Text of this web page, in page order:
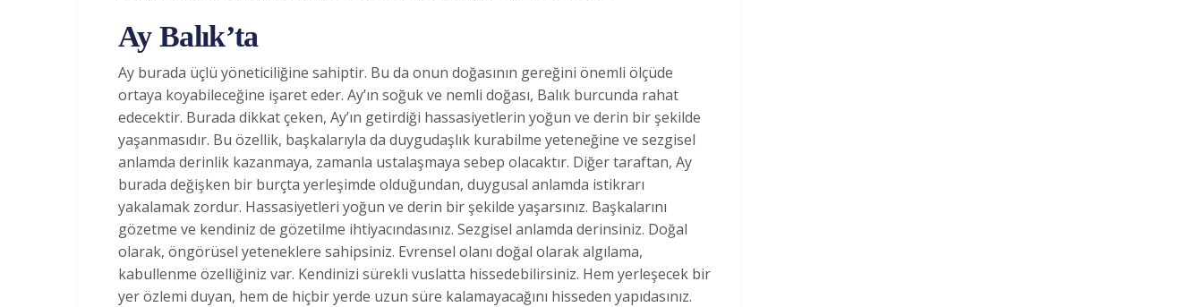
Ay Balık’ta
Ay burada üçlü yöneticiliğine sahiptir. Bu da onun doğasının gereğini önemli ölçüde
ortaya koyabileceğine işaret eder. Ay’ın soğuk ve nemli doğası, Balık burcunda rahat
edecektir. Burada dikkat çeken, Ay’ın getirdiği hassasiyetlerin yoğun ve derin bir şekilde
yaşanmasıdır. Bu özellik, başkalarıyla da duygudaşlık kurabilme yeteneğine ve sezgisel
anlamda derinlik kazanmaya, zamanla ustalaşmaya sebep olacaktır. Diğer taraftan, Ay
burada değişken bir burçta yerleşimde olduğundan, duygusal anlamda istikrarı
yakalamak zordur. Hassasiyetleri yoğun ve derin bir şekilde yaşarsınız. Başkalarını
gözetme ve kendiniz de gözetilme ihtiyacındasınız. Sezgisel anlamda derinsiniz. Doğal
olarak, öngörüsel yeteneklere sahipsiniz. Evrensel olanı doğal olarak algılama,
kabullenme özelliğiniz var. Kendinizi sürekli vuslatta hissedebilirsiniz. Hem yerleşecek bir
yer özlemi duyan, hem de hiçbir yerde uzun süre kalamayacağını hisseden yapıdasınız.